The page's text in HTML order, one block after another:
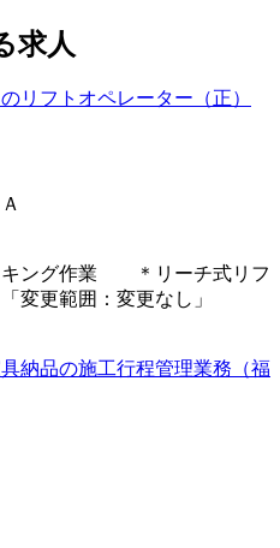
求人
フトオペレーター（正）
キング作業 ＊リーチ式リフ
更範囲：変更なし」
納品の施工行程管理業務（福